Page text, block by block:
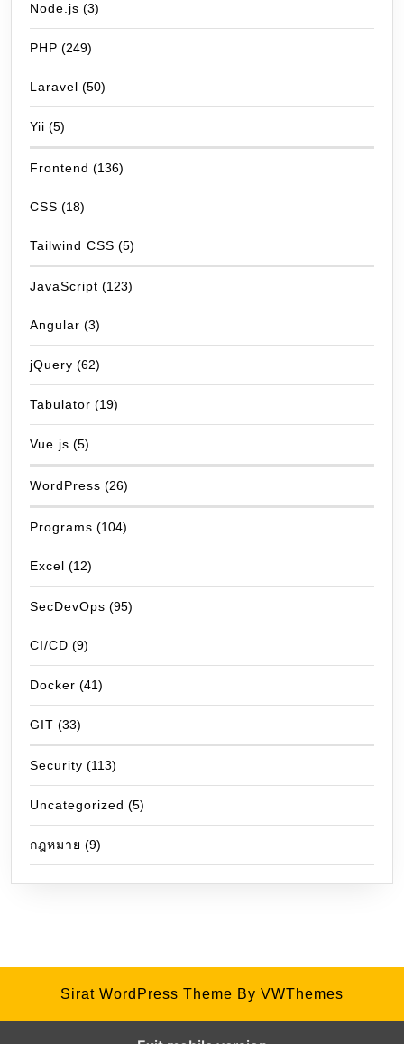
Node.js (3)
PHP (249)
Laravel (50)
Yii (5)
Frontend (136)
CSS (18)
Tailwind CSS (5)
JavaScript (123)
Angular (3)
jQuery (62)
Tabulator (19)
Vue.js (5)
WordPress (26)
Programs (104)
Excel (12)
SecDevOps (95)
CI/CD (9)
Docker (41)
GIT (33)
Security (113)
Uncategorized (5)
กฎหมาย (9)
Sirat WordPress Theme By VWThemes